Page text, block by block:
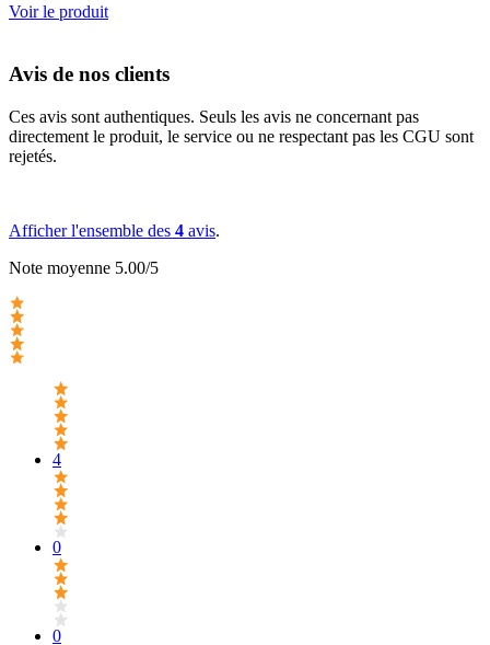
Voir le produit
Avis de nos clients
Ces avis sont authentiques. Seuls les avis ne concernant pas
directement le produit, le service ou ne respectant pas les CGU sont
rejetés.
Afficher l'ensemble des 4 avis.
Note moyenne 5.00/5
4
0
0